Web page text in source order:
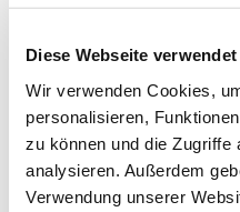
Diese Webseite
Wir verwenden Cookies,
personalisieren,
zu können und die Zugriffe
analysieren. Außerdem
Verwendung unserer
Dies